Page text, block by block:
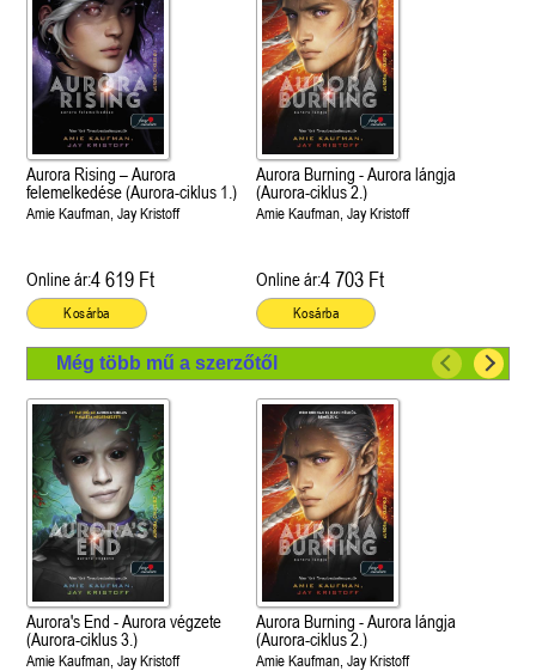
Aurora Rising – Aurora
felemelkedése (Aurora-ciklus 1.)
Amie Kaufman, Jay Kristoff
Online ár:4 619 Ft
Kosárba
Aurora Burning - Aurora lángja
(Aurora-ciklus 2.)
Amie Kaufman, Jay Kristoff
Online ár:4 703 Ft
Kosárba
Még több mű a szerzőtől
Aurora's End - Aurora végzete
(Aurora-ciklus 3.)
Amie Kaufman, Jay Kristoff
Aurora Burning - Aurora lángja
(Aurora-ciklus 2.)
Amie Kaufman, Jay Kristoff